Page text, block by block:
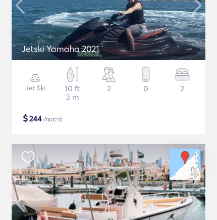
Jetski Yamaha 2021
Jet Ski
10 ft
3 m
2 0 2
$244/nacht